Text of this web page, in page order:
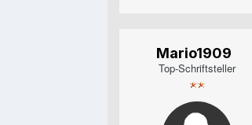
Mario1909
Top-Schriftsteller